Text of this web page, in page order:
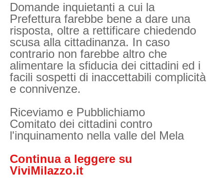
Domande inquietanti a cui la
Prefettura farebbe bene a dare una
risposta, oltre a rettificare chiedendo
scusa alla cittadinanza. In caso
contrario non farebbe altro che
alimentare la sfiducia dei cittadini ed i
facili sospetti di inaccettabili complicità
e connivenze.
Riceviamo e Pubblichiamo
Comitato dei cittadini contro
l'inquinamento nella valle del Mela
Continua a leggere su
ViviMilazzo.it